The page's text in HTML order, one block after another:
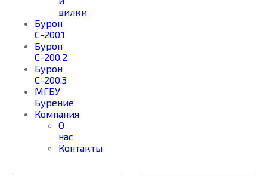
вилки
Бурон
С-200.1
Бурон
С-200.2
Бурон
С-200.3
МГБУ
Бурение
Компания
О
нас
Контакты